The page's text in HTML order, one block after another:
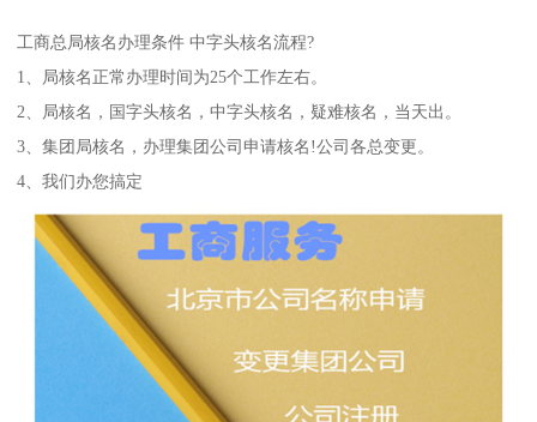
工商总局核名办理条件 中字头核名流程?
1、局核名正常办理时间为25个工作左右。
2、局核名，国字头核名，中字头核名，疑难核名，当天出。
3、集团局核名，办理集团公司申请核名!公司各总变更。
4、我们办您搞定